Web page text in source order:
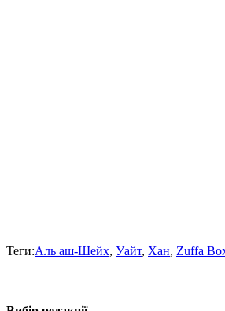
Теги:Аль аш-Шейх, Уайт, Хан, Zuffa